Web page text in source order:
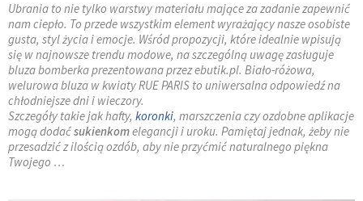
Ubrania to nie tylko warstwy materiału mające za zadanie zapewnić
nam ciepło. To przede wszystkim element wyrażający nasze osobiste
gusta, styl życia i emocje. Wśród propozycji, które idealnie wpisują
się w najnowsze trendu modowe, na szczególną uwagę zasługuje
bluza bomberka prezentowana przez ebutik.pl. Biało-różowa,
welurowa bluza w kwiaty RUE PARIS to uniwersalna odpowiedź na
chłodniejsze dni i wieczory.
Szczegóły takie jak hafty, koronki, marszczenia czy ozdobne aplikacje
mogą dodaćsukienkomelegancji i uroku. Pamiętaj jednak, żeby nie
przesadzić z ilością ozdób, aby nie przyćmić naturalnego piękna
Twojego …